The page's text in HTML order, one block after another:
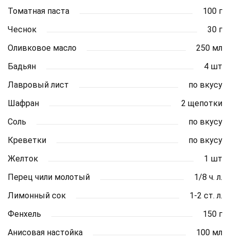
Томатная паста
100 г
Чеснок
30 г
Оливковое масло
250 мл
Бадьян
4 шт
Лавровый лист
по вкусу
Шафран
2 щепотки
Соль
по вкусу
Креветки
по вкусу
Желток
1 шт
Перец чили молотый
1/8 ч. л.
Лимонный сок
1-2 ст. л.
Фенхель
150 г
Анисовая настойка
100 мл